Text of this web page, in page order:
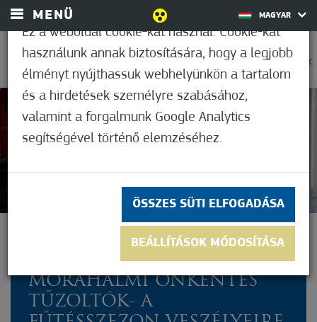
MENÜ MAGYAR
0
38,9°C
Nem értékelt
FOLYAMATOS
KÉSZENLÉTBEN A
MÓRAHALMI ÖNKÉNTES
TŰZOLTÓK- A
Ez a weboldal cookie-kat használ. Cookie-kat
használunk annak biztosítására, hogy a legjobb
élményt nyújthassuk webhelyünkön a tartalom
és a hirdetések személyre szabásához,
valamint a forgalmunk Google Analytics
segítségével történő elemzéséhez.
ÖSSZES SÜTI ELFOGADÁSA
BEÁLLÍTÁSOK MÓDOSÍTÁSA